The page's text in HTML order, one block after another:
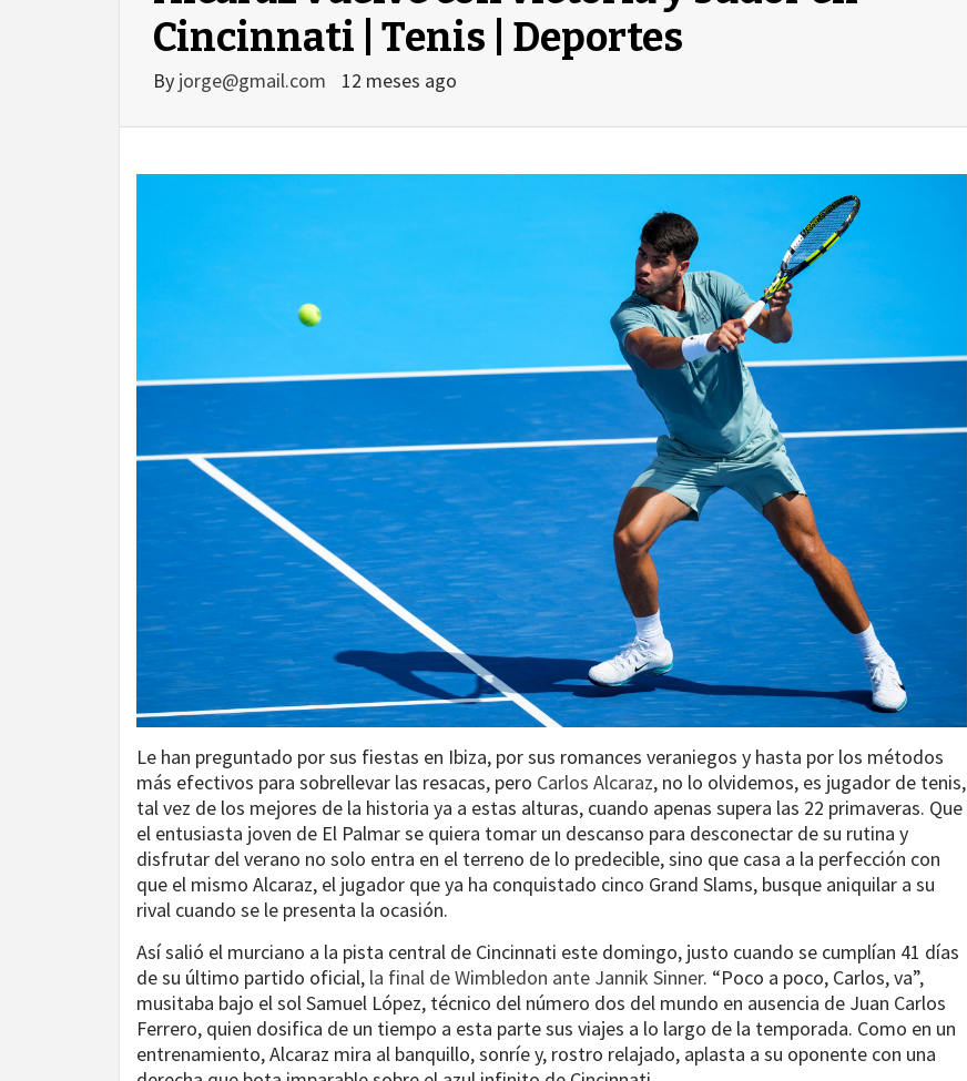
Cincinnati | Tenis | Deportes
By jorge@gmail.com 12 meses ago
Le han preguntado por sus fiestas en Ibiza, por sus romances veraniegos y hasta por los métodos
más efectivos para sobrellevar las resacas, pero Carlos Alcaraz, no lo olvidemos, es jugador de tenis,
tal vez de los mejores de la historia ya a estas alturas, cuando apenas supera las 22 primaveras. Que
el entusiasta joven de El Palmar se quiera tomar un descanso para desconectar de su rutina y
disfrutar del verano no solo entra en el terreno de lo predecible, sino que casa a la perfección con
que el mismo Alcaraz, el jugador que ya ha conquistado cinco Grand Slams, busque aniquilar a su
rival cuando se le presenta la ocasión.
Así salió el murciano a la pista central de Cincinnati este domingo, justo cuando se cumplían 41 días
de su último partido oficial, la final de Wimbledon ante Jannik Sinner. “Poco a poco, Carlos, va”,
musitaba bajo el sol Samuel López, técnico del número dos del mundo en ausencia de Juan Carlos
Ferrero, quien dosifica de un tiempo a esta parte sus viajes a lo largo de la temporada. Como en un
entrenamiento, Alcaraz mira al banquillo, sonríe y, rostro relajado, aplasta a su oponente con una